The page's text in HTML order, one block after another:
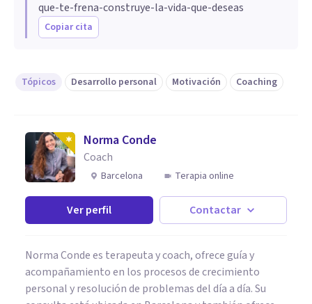
que-te-frena-construye-la-vida-que-deseas
Copiar cita
Tópicos Desarrollo personal Motivación Coaching
Norma Conde
Coach
Barcelona Terapia online
Ver perfil Contactar
Norma Conde es terapeuta y coach, ofrece guía y
acompañamiento en los procesos de crecimiento
personal y resolución de problemas del día a día. Su